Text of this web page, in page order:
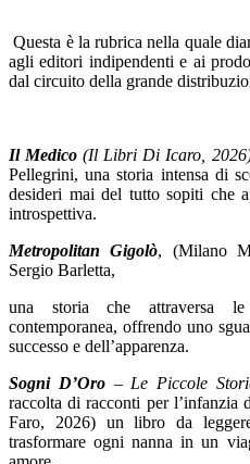
Questa è la rubrica nella quale
agli editori indipendenti e ai
dal circuito della grande
Il Medico (Il Libri Di Icaro,
Pellegrini, una storia intensa di
desideri mai del tutto sopiti che
introspettiva.
Metropolitan Gigolò, (Milano
Sergio Barletta,
una storia che attraversa
contemporanea, offrendo uno
successo e dell’apparenza.
Sogni D’Oro– Le Piccole
raccolta di racconti per
Faro, 2026) un libro da
trasformare ogni nanna in un